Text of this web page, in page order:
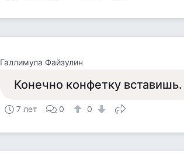
Галлимула Файзулин
Конечно конфетку вставишь.
7 лет 0 0